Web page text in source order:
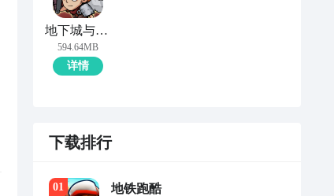
地下城与领主
594.64MB
详情
下载排行
01 地铁跑酷